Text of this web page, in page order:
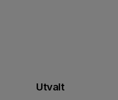
Utvalt